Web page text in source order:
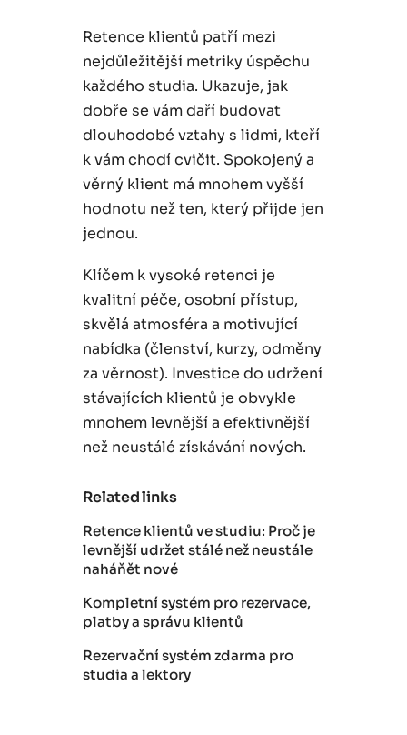
Retence klientů patří mezi
nejdůležitější metriky úspěchu
každého studia. Ukazuje, jak
dobře se vám daří budovat
dlouhodobé vztahy s lidmi, kteří
k vám chodí cvičit. Spokojený a
věrný klient má mnohem vyšší
hodnotu než ten, který přijde jen
jednou.
Klíčem k vysoké retenci je
kvalitní péče, osobní přístup,
skvělá atmosféra a motivující
nabídka (členství, kurzy, odměny
za věrnost). Investice do udržení
stávajících klientů je obvykle
mnohem levnější a efektivnější
než neustálé získávání nových.
Related links
Retence klientů ve studiu: Proč je
levnější udržet stálé než neustále
naháňět nové
Kompletní systém pro rezervace,
platby a správu klientů
Rezervační systém zdarma pro
studia a lektory